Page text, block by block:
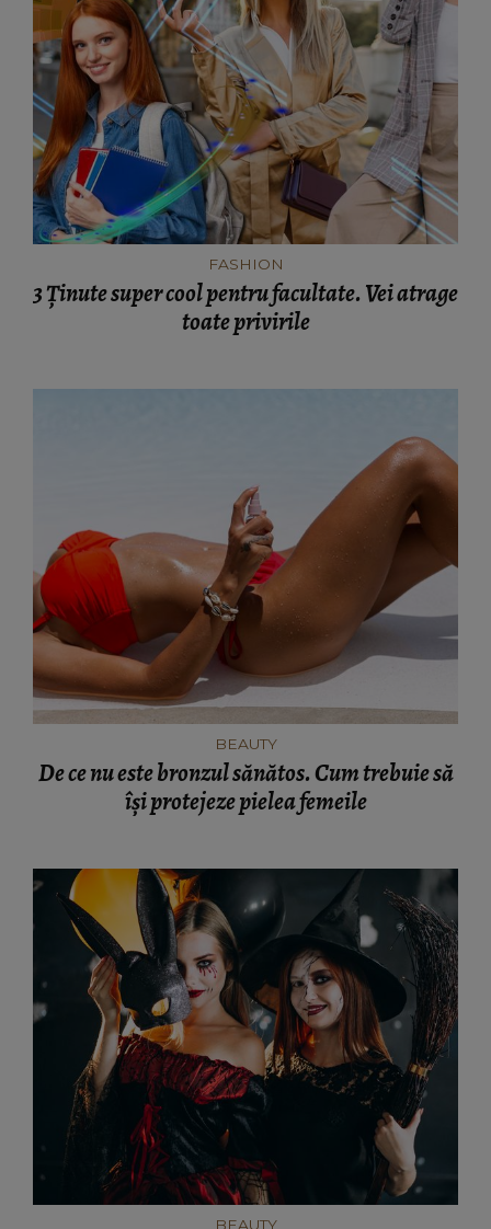
FASHION
3 Ținute super cool pentru facultate. Vei atrage
toate privirile
BEAUTY
De ce nu este bronzul sănătos. Cum trebuie să
își protejeze pielea femeile
BEAUTY